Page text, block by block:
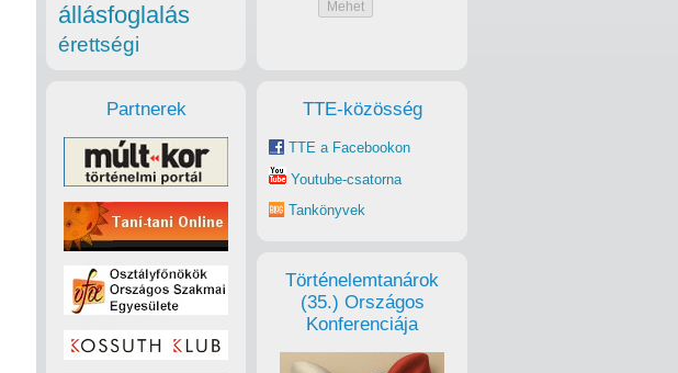
TTE-közösség
TTE a Facebookon
Youtube-csatorna
Tankönyvek
Történelemtanárok
(35.) Országos
Konferenciája
állásfoglalás
érettségi
Partnerek